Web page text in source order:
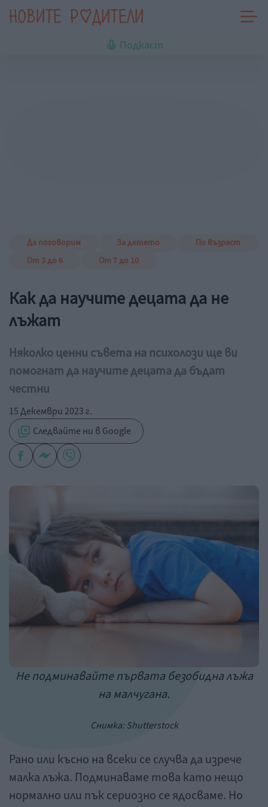
Подкаст
Да поговорим За детето
По възраст
От 3 до 6
От 7 до 10
Как да научите децата да не
лъжат
Няколко ценни съвета на психолози ще ви
помогнат да научите децата да бъдат
честни
15 Декември 2023 г.
Следвайте ни в Google
Не подминавайте първата безобидна лъжа
на малчугана.
Снимка:Shutterstock
Рано или късно на всеки се случва да изрече
малка лъжа. Подминаваме това като нещо
нормално или пък сериозно се ядосваме. Но